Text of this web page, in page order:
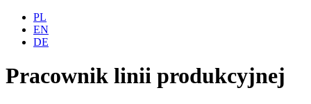
PL
EN
DE
Pracownik linii produkcyjnej